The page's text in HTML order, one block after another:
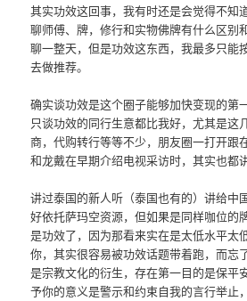
其实功效这回事，我有时还是会觉得不知
聊师傅、牌，修行和实物佛牌有什么区别
聊一整天，但是功效这东西，我最多只能
去做推荐。
确实谈功效是这个圈子能够加快变现的第
只谈功效的同行生意都比我好，尤其是这
商，代购转行等等不少，朋友圈一打开跟
和龙戴在早期介绍电视采访时，其实也都
讲过泰国的新人听（泰国也有的）讲给中
好依托萨玛空资源，但如果是同样咖位的
是功效了，因为那看来实在是太低水平太
你，其实很容易被功效话题带着跑，而忘
是宗教文化的衍生，存在第一目的是保平
予你的意义是警示和约束自我的言行举止